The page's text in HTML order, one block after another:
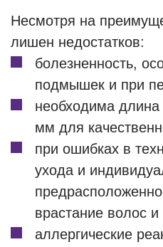
Несмотря на
лишен недостатков:
болезненность,
подмышек и при
необходима
мм для
при ошибках в
ухода и
врастание волос
аллергические